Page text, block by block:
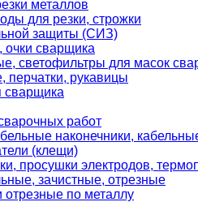
металлов
для резки, строжки
защиты (СИЗ)
очки сварщика
светофильтры для масок
перчатки, рукавицы
сварщика
работ
наконечники,
(клещи)
просушки электродов,
зачистные, отрезные
отрезные по металлу